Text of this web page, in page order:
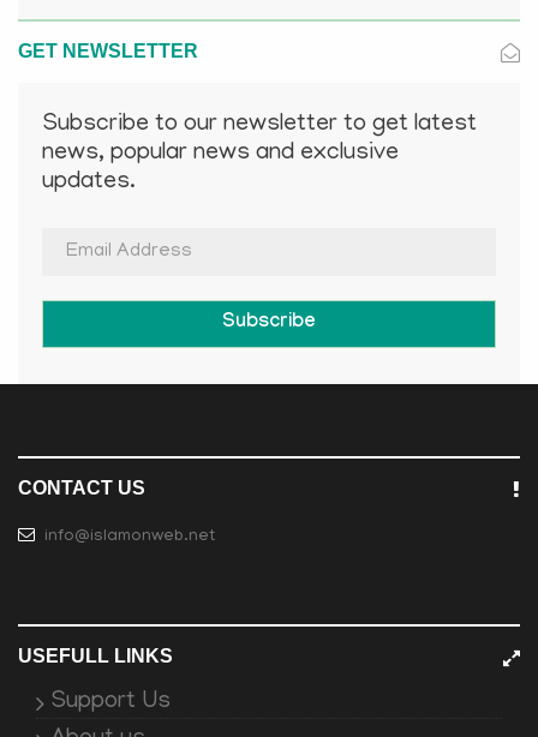
GET NEWSLETTER
Subscribe to our newsletter to get latest
news, popular news and exclusive
updates.
Subscribe
CONTACT US
info@islamonweb.net
USEFULL LINKS
Support Us